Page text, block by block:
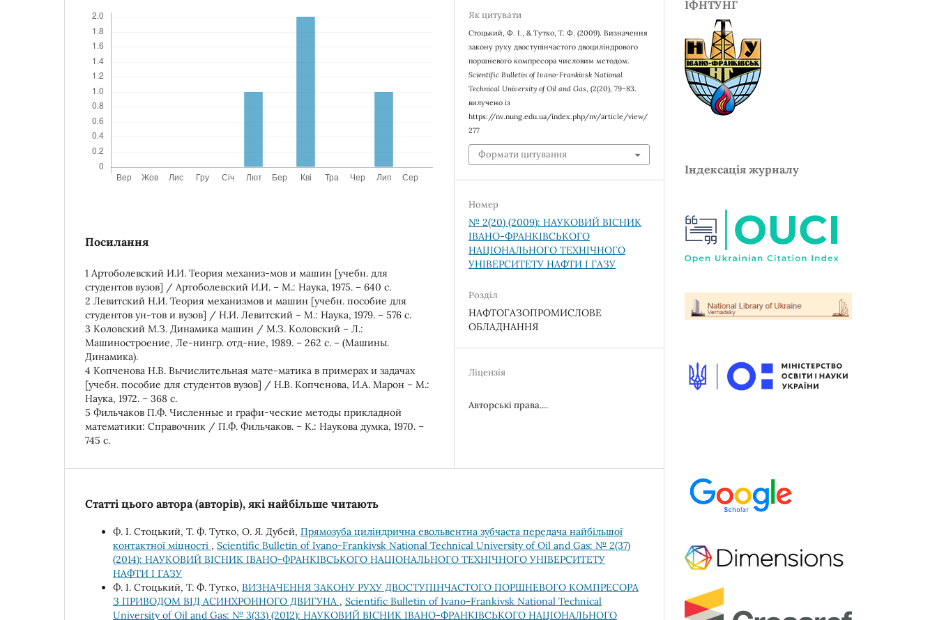
Посилання
1 Артоболевский И.И. Теория механиз-мов и машин [учебн. для
студентов вузов] / Артоболевский И.И. – М.: Наука, 1975. – 640 с.
2 Левитский Н.И. Теория механизмов и машин [учебн. пособие для
студентов ун-тов и вузов] / Н.И. Левитский – М.: Наука, 1979. – 576 с.
3 Коловский М.З. Динамика машин / М.З. Коловский – Л.:
Машиностроение, Ле-нингр. отд-ние, 1989. – 262 с. – (Машины.
Динамика).
4 Копченова Н.В. Вычислительная мате-матика в примерах и задачах
[учебн. пособие для студентов вузов] / Н.В. Копченова, И.А. Марон – М.:
Наука, 1972. – 368 с.
5 Фильчаков П.Ф. Численные и графи-ческие методы прикладной
математики: Справочник / П.Ф. Фильчаков. – К.: Наукова думка, 1970. –
745 с.
Як цитувати
Стоцький, Ф. І., & Тутко, Т. Ф. (2009). Визначення
закону руху двоступінчастого двоциліндрового
поршневого компресора числовим методом.
Scientific Bulletin of Ivano-Frankivsk National
Technical University of Oil and Gas, (2(20), 79–83.
вилучено із
https://nv.nung.edu.ua/index.php/nv/article/view/
277
Формати цитування
Номер
№ 2(20) (2009): НАУКОВИЙ ВІСНИК
ІВАНО-ФРАНКІВСЬКОГО
НАЦІОНАЛЬНОГО ТЕХНІЧНОГО
УНІВЕРСИТЕТУ НАФТИ І ГАЗУ
Розділ
НАФТОГАЗОПРОМИСЛОВЕ
ОБЛАДНАННЯ
Ліцензія
Авторські права....
Статті цього автора (авторів), які найбільше читають
Ф. І. Стоцький, Т. Ф. Тутко, О. Я. Дубей, Прямозуба циліндрична евольвентна зубчаста передача найбільшої
контактної міцності , Scientific Bulletin of Ivano-Frankivsk National Technical University of Oil and Gas: № 2(37)
(2014): НАУКОВИЙ ВІСНИК ІВАНО-ФРАНКІВСЬКОГО НАЦІОНАЛЬНОГО ТЕХНІЧНОГО УНІВЕРСИТЕТУ
НАФТИ І ГАЗУ
Ф. І. Стоцький, Т. Ф. Тутко, ВИЗНАЧЕННЯ ЗАКОНУ РУХУ ДВОСТУПІНЧАСТОГО ПОРШНЕВОГО КОМПРЕСОРА
З ПРИВОДОМ ВІД АСИНХРОННОГО ДВИГУНА , Scientific Bulletin of Ivano-Frankivsk National Technical
University of Oil and Gas: № 3(33) (2012): НАУКОВИЙ ВІСНИК ІВАНО-ФРАНКІВСЬКОГО НАЦІОНАЛЬНОГО
ІФНТУНГ
Індексація журналу